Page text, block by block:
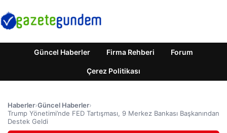
Güncel Haberler Firma Rehberi Forum
Çerez Politikası
Haberler›Güncel Haberler›
Trump Yönetimi’nde FED Tartışması, 9 Merkez Bankası Başkanından
Destek Geldi